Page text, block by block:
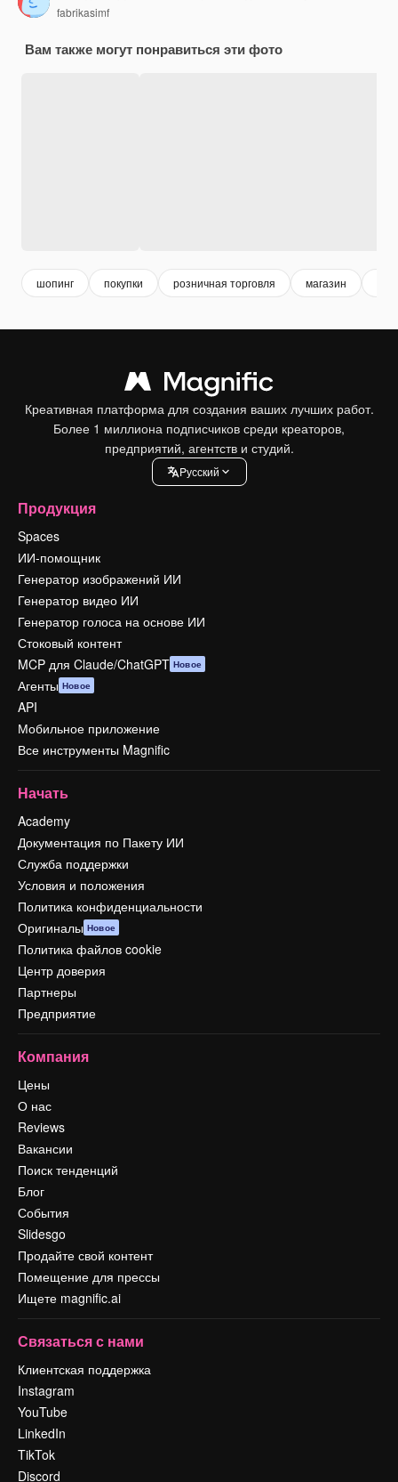
fabrikasimf
Вам также могут понравиться эти фото
шопинг покупки розничная торговля магазин
Креативная платформа для создания ваших лучших работ.
Более 1 миллиона подписчиков среди креаторов,
предприятий, агентств и студий.
Pусский
Продукция
Spaces
ИИ-помощник
Генератор изображений ИИ
Генератор видео ИИ
Генератор голоса на основе ИИ
Стоковый контент
MCP для Claude/ChatGPT Новое
Агенты Новое
API
Мобильное приложение
Все инструменты Magnific
Начать
Academy
Документация по Пакету ИИ
Служба поддержки
Условия и положения
Политика конфиденциальности
Оригиналы Новое
Политика файлов cookie
Центр доверия
Партнеры
Предприятие
Компания
Цены
О нас
Reviews
Вакансии
Поиск тенденций
Блог
События
Slidesgo
Продайте свой контент
Помещение для прессы
Ищете magnific.ai
Связаться с нами
Клиентская поддержка
Instagram
YouTube
LinkedIn
TikTok
Discord